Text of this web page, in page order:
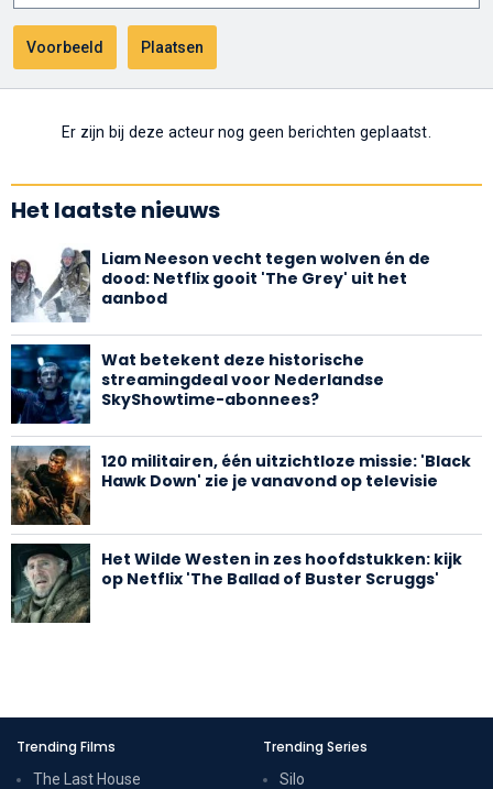
Er zijn bij deze acteur nog geen berichten geplaatst.
Het laatste nieuws
Liam Neeson vecht tegen wolven én de
dood: Netflix gooit 'The Grey' uit het
aanbod
Wat betekent deze historische
streamingdeal voor Nederlandse
SkyShowtime-abonnees?
120 militairen, één uitzichtloze missie: 'Black
Hawk Down' zie je vanavond op televisie
Het Wilde Westen in zes hoofdstukken: kijk
op Netflix 'The Ballad of Buster Scruggs'
Trending Films
The Last House
Trending Series
Silo